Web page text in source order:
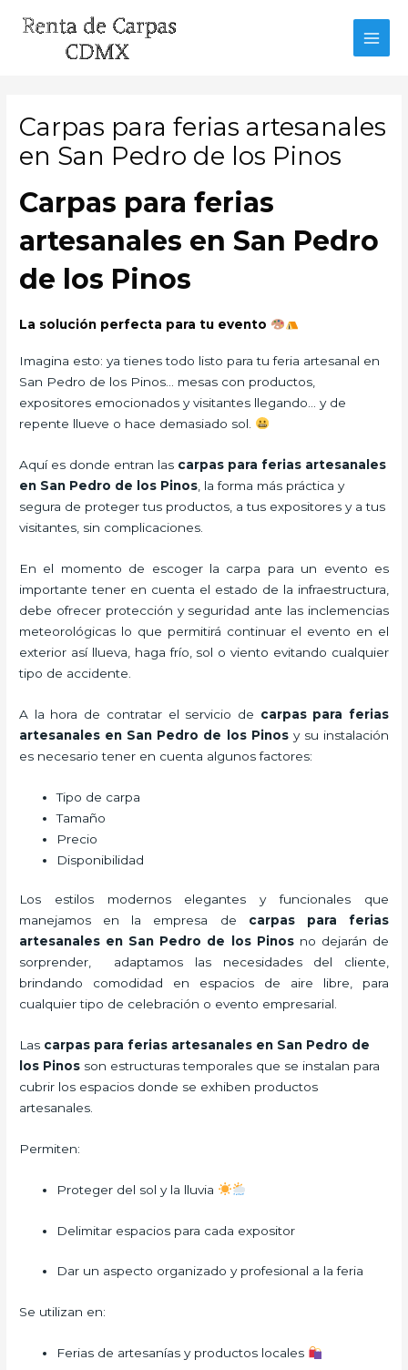
Carpas para ferias artesanales
en San Pedro de los Pinos
Carpas para ferias
artesanales en San Pedro
de los Pinos
La solución perfecta para tu evento
Imagina esto: ya tienes todo listo para tu feria artesanal en
San Pedro de los Pinos… mesas con productos,
expositores emocionados y visitantes llegando… y de
repente llueve o hace demasiado sol.
Aquí es donde entran las carpas para ferias artesanales
en San Pedro de los Pinos , la forma más práctica y
segura de proteger tus productos, a tus expositores y a tus
visitantes, sin complicaciones.
En el momento de escoger la carpa para un evento es
importante tener en cuenta el estado de la infraestructura,
debe ofrecer protección y seguridad ante las inclemencias
meteorológicas lo que permitirá continuar el evento en el
exterior así llueva, haga frío, sol o viento evitando cualquier
tipo de accidente.
A la hora de contratar el servicio de carpas para ferias
artesanales en San Pedro de los Pinosy su instalación
es necesario tener en cuenta algunos factores:
Tipo de carpa
Tamaño
Precio
Disponibilidad
Los estilos modernos elegantes y funcionales que
manejamos en la empresa de carpas para ferias
artesanales en San Pedro de los Pinosno dejarán de
sorprender, adaptamos las necesidades del cliente,
brindando comodidad en espacios de aire libre, para
cualquier tipo de celebración o evento empresarial.
Las carpas para ferias artesanales en San Pedro de
los Pinos son estructuras temporales que se instalan para
cubrir los espacios donde se exhiben productos
artesanales.
Permiten:
Proteger del sol y la lluvia
Delimitar espacios para cada expositor
Dar un aspecto organizado y profesional a la feria
Se utilizan en:
Ferias de artesanías y productos locales